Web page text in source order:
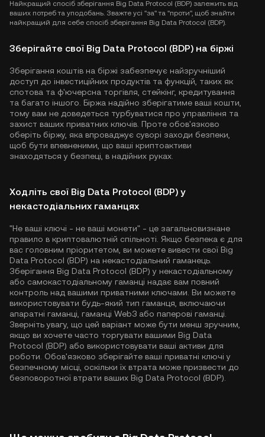
Найкращий спосіб зберігання Big Data Protocol (BDP) залежить від
ваших потреб та уподобань. Зважте усі "за" та "проти", щоб знайти
найкращий для себе спосіб зберігання Big Data Protocol (BDP).
Зберігайте свої Big Data Protocol (BDP) на біржі
Зберігання коштів на біржі забезпечує найзручніший
доступ до інвестиційних продуктів та функцій, таких як
спотова та ф'ючерсна торгівля, стейкінг, кредитування
та багато іншого. Біржа надійно зберігатиме ваші кошти,
тому вам не доведеться турбуватися про управління та
захист ваших приватних ключів. Проте обов'язково
оберіть біржу, яка впроваджує суворі заходи безпеки,
щоб бути впевненими, що ваші криптоактиви
знаходяться у безпеці, в надійних руках.
Ходліть свої Big Data Protocol (BDP) у
некастодіальних гаманцях
"Не ваші ключі - не ваші монети" - це загальновизнане
правило в криптовалютній спільноті. Якщо безпека є для
вас головним пріоритетом, ви можете вивести свої Big
Data Protocol (BDP) на некастодіальний гаманець.
Зберігання Big Data Protocol (BDP) у некастодіальному
або самокастодіальному гаманці надає вам повний
контроль над вашими приватними ключами. Ви можете
використовувати будь-який тип гаманця, включаючи
апаратні гаманці, гаманці Web3 або паперові гаманці.
Зверніть увагу, що цей варіант може бути менш зручним,
якщо ви хочете часто торгувати вашими Big Data
Protocol (BDP) або використовувати ваші активи для
роботи. Обов'язково зберігайте ваші приватні ключі у
безпечному місці, оскільки їх втрата може призвести до
безповоротної втрати ваших Big Data Protocol (BDP).